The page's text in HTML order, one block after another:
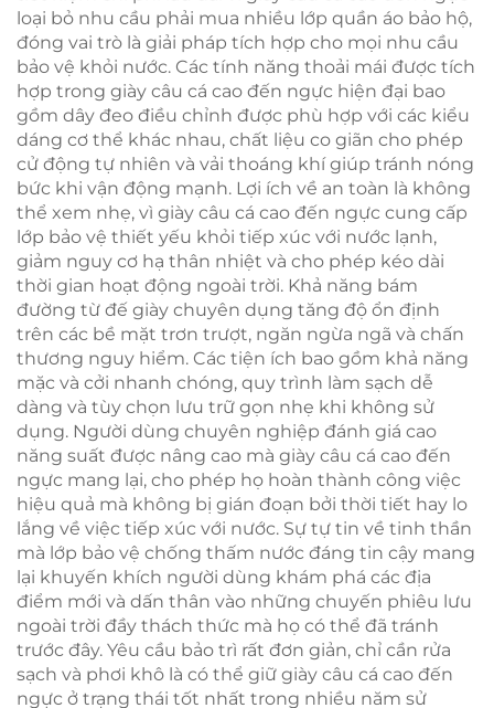
loại bỏ nhu cầu phải mua nhiều lớp quần áo bảo hộ,
đóng vai trò là giải pháp tích hợp cho mọi nhu cầu
bảo vệ khỏi nước. Các tính năng thoải mái được tích
hợp trong giày câu cá cao đến ngực hiện đại bao
gồm dây đeo điều chỉnh được phù hợp với các kiểu
dáng cơ thể khác nhau, chất liệu co giãn cho phép
cử động tự nhiên và vải thoáng khí giúp tránh nóng
bức khi vận động mạnh. Lợi ích về an toàn là không
thể xem nhẹ, vì giày câu cá cao đến ngực cung cấp
lớp bảo vệ thiết yếu khỏi tiếp xúc với nước lạnh,
giảm nguy cơ hạ thân nhiệt và cho phép kéo dài
thời gian hoạt động ngoài trời. Khả năng bám
đường từ đế giày chuyên dụng tăng độ ổn định
trên các bề mặt trơn trượt, ngăn ngừa ngã và chấn
thương nguy hiểm. Các tiện ích bao gồm khả năng
mặc và cởi nhanh chóng, quy trình làm sạch dễ
dàng và tùy chọn lưu trữ gọn nhẹ khi không sử
dụng. Người dùng chuyên nghiệp đánh giá cao
năng suất được nâng cao mà giày câu cá cao đến
ngực mang lại, cho phép họ hoàn thành công việc
hiệu quả mà không bị gián đoạn bởi thời tiết hay lo
lắng về việc tiếp xúc với nước. Sự tự tin về tinh thần
mà lớp bảo vệ chống thấm nước đáng tin cậy mang
lại khuyến khích người dùng khám phá các địa
điểm mới và dấn thân vào những chuyến phiêu lưu
ngoài trời đầy thách thức mà họ có thể đã tránh
trước đây. Yêu cầu bảo trì rất đơn giản, chỉ cần rửa
sạch và phơi khô là có thể giữ giày câu cá cao đến
ngực ở trạng thái tốt nhất trong nhiều năm sử